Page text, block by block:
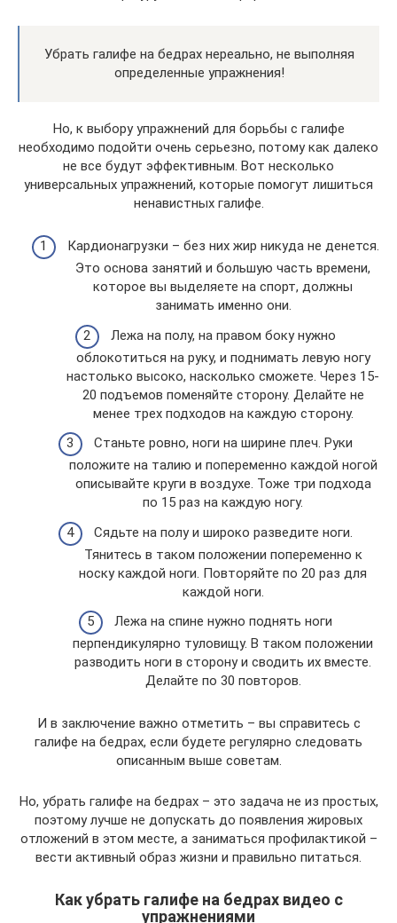
Убрать галифе на бедрах нереально, не выполняя
определенные упражнения!
Но, к выбору упражнений для борьбы с галифе
необходимо подойти очень серьезно, потому как далеко
не все будут эффективным. Вот несколько
универсальных упражнений, которые помогут лишиться
ненавистных галифе.
Кардионагрузки – без них жир никуда не денется.
Это основа занятий и большую часть времени,
которое вы выделяете на спорт, должны
занимать именно они.
Лежа на полу, на правом боку нужно
облокотиться на руку, и поднимать левую ногу
настолько высоко, насколько сможете. Через 15-
20 подъемов поменяйте сторону. Делайте не
менее трех подходов на каждую сторону.
Станьте ровно, ноги на ширине плеч. Руки
положите на талию и попеременно каждой ногой
описывайте круги в воздухе. Тоже три подхода
по 15 раз на каждую ногу.
Сядьте на полу и широко разведите ноги.
Тянитесь в таком положении попеременно к
носку каждой ноги. Повторяйте по 20 раз для
каждой ноги.
Лежа на спине нужно поднять ноги
перпендикулярно туловищу. В таком положении
разводить ноги в сторону и сводить их вместе.
Делайте по 30 повторов.
И в заключение важно отметить – вы справитесь с
галифе на бедрах, если будете регулярно следовать
описанным выше советам.
Но, убрать галифе на бедрах – это задача не из простых,
поэтому лучше не допускать до появления жировых
отложений в этом месте, а заниматься профилактикой –
вести активный образ жизни и правильно питаться.
Как убрать галифе на бедрах видео с
упражнениями